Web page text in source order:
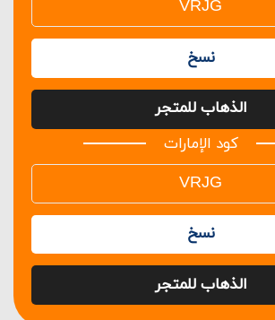
نسخ
الذهاب للمتجر
كود الإمارات
نسخ
الذهاب للمتجر